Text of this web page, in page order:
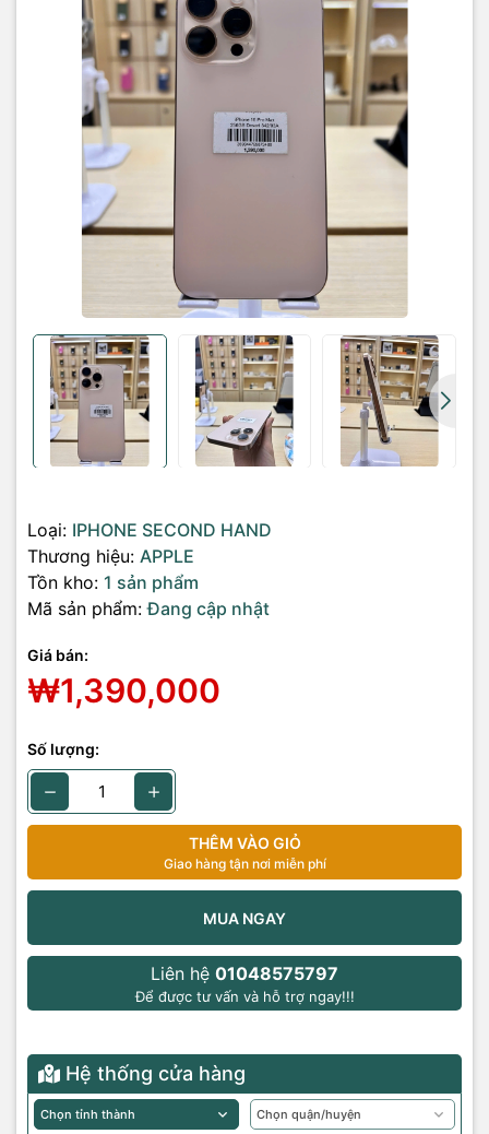
Loại: IPHONE SECOND HAND
Thương hiệu: APPLE
Tồn kho: 1 sản phẩm
Mã sản phẩm: Đang cập nhật
Giá bán:
₩1,390,000
Số lượng:
THÊM VÀO GIỎ
Giao hàng tận nơi miễn phí
MUA NGAY
Liên hệ 01048575797
Để được tư vấn và hỗ trợ ngay!!!
Hệ thống cửa hàng
• Bản: quốc tế thương mại (hàn quốc )
ốp , sạc , cường lực
Bảo hành: lỗi 1 đổi 1 trong vòng 6 tháng